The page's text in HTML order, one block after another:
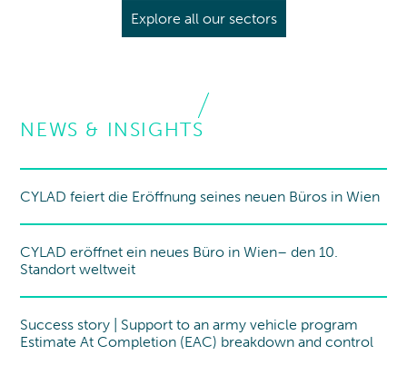
Explore all our sectors
NEWS & INSIGHTS
New office
CYLAD feiert die Eröffnung seines neuen Büros in Wien
New office
CYLAD eröffnet ein neues Büro in Wien– den 10.
Standort weltweit
Success story
Success story | Support to an army vehicle program
Estimate At Completion (EAC) breakdown and control